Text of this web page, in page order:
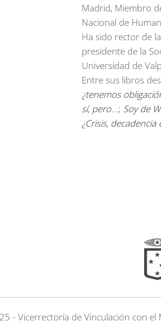
Madrid, Miembro
Nacional de
Ha sido rector de
presidente de la
Universidad de
Entre sus libros
¿tenemos
sí, pero...; Soy de
¿Crisis, decadencia
- Vicerrectoría de Vinculación con el